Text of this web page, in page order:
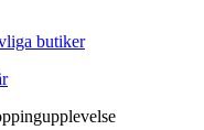
butiker